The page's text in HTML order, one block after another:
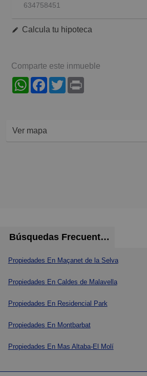
634758451
Calcula tu hipoteca
Comparte este inmueble
WhatsAppFacebook
Twitter
Ver mapa
Búsquedas Frecuentes
Propiedades En Maçanet de la Selva
Propiedades En Caldes de Malavella
Propiedades En Residencial Park
Propiedades En Montbarbat
Propiedades En Mas Altaba-El Molí